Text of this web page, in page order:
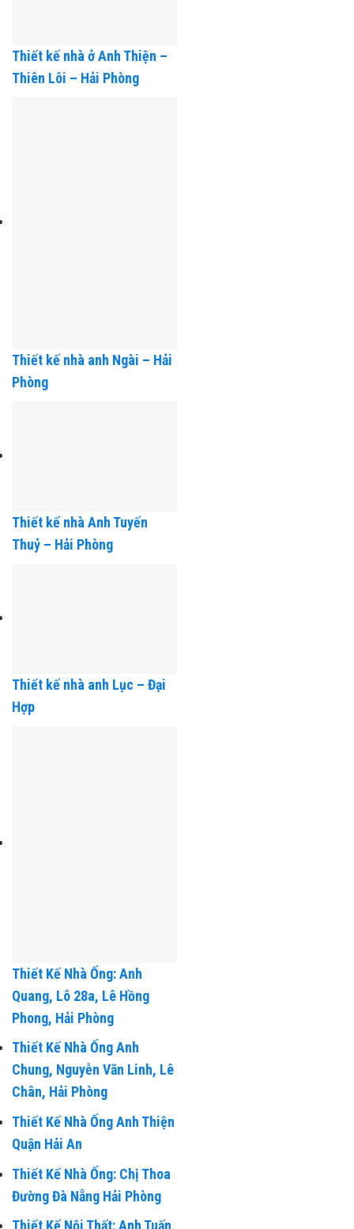
Thiết kế nhà ở Anh Thiện –
Thiết kế nhà anh Ngài – Hải
Thiết kế nhà Anh Tuyến
Thiết kế nhà anh Lục – Đại
Thiết Kế Nhà Ống: Anh
Quang, Lô 28a, Lê Hồng
Phong, Hải Phòng
Thiết Kế Nhà Ống Anh
Chung, Nguyễn Văn Linh, Lê
Chân, Hải Phòng
Thiết Kế Nhà Ống Anh Thiện
Quận Hải An
Thiết Kế Nhà Ống: Chị Thoa
Đường Đà Nẵng Hải Phòng